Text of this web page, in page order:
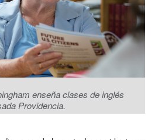
enseña clases de inglés
Providencia.